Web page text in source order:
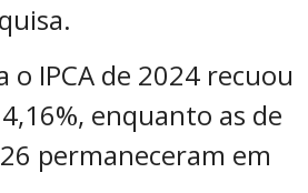
o IPCA de 2024 recuou
enquanto as de
permaneceram em